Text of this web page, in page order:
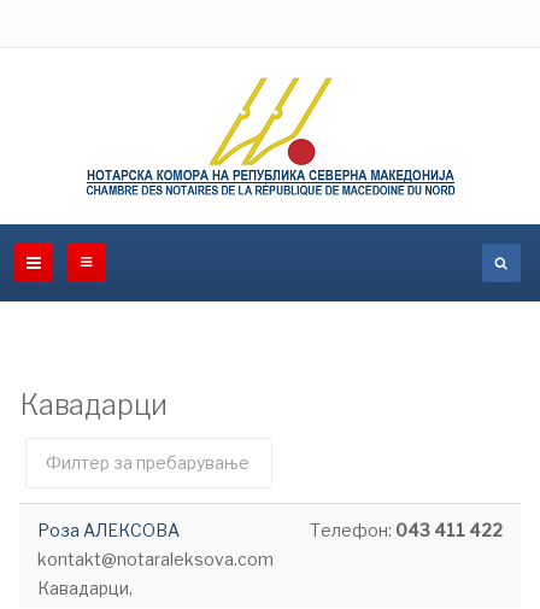
Кавадарци
Необјавено
Филтер
Телефон: 043 411 422
Роза АЛЕКСОВА
kontakt@notaraleksova.com
Кавадарци,